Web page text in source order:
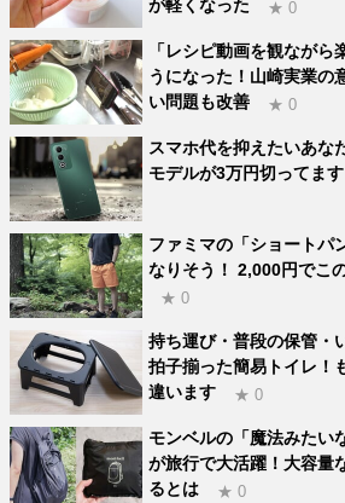
が軽くなった
★ 0
「レシピ動画を観ながら
うになった！山崎実業の
い問題も改善
★ 0
スマホ代を抑えたいあな
モデルが3万円切ってます
ファミマの「ショートパ
なりそう！ 2,000円でこ
★ 0
持ち運び・普段の保管・
拍子揃った簡易トイレ！
違います
★ 0
モンベルの「魔法みたい
が旅行で大活躍！大容量
るとは
★ 0